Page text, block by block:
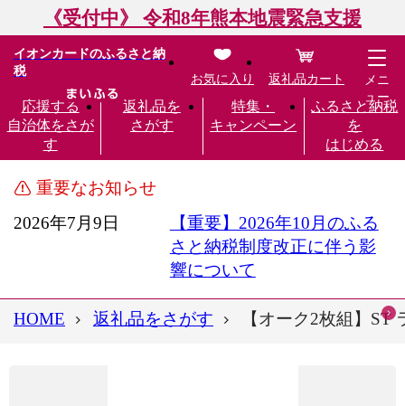
《受付中》 令和8年熊本地震緊急支援
イオンカードのふるさと納
税
応援する
自治体をさが
す
返礼品を
さがす
特集・
キャンペーン
ふるさと納税
を
はじめる
お気に入り 返礼品カート
メニ
ュー
重要なお知らせ
2026年7月9日
【重要】2026年10月のふる
さと納税制度改正に伴う影
響について
HOME 返礼品をさがす 【オーク2枚組】